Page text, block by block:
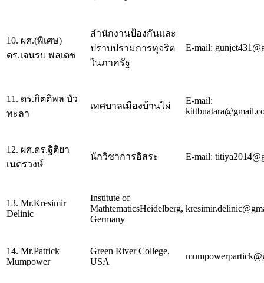
10. ผศ.(พิเศษ)
ดร.เจนรบ พลเดช
สำนักงานป้องกันและ
ปราบปรามการทุจริต
ในภาครัฐ
E-mail:
11. ดร.กิตติพล บัว
ทะลา
เทศบาลเมืองบ้านไผ่
E-mail:
12. ผศ.ดร.ฐิติยา
เนตรวงษ์
นักวิชาการอิสระ E-mail:
13. Mr.Kresimir
Delinic
Institute of
MathtematicsHeidelberg,
Germany
14. Mr.Patrick
Mumpower
Green River College,
USA